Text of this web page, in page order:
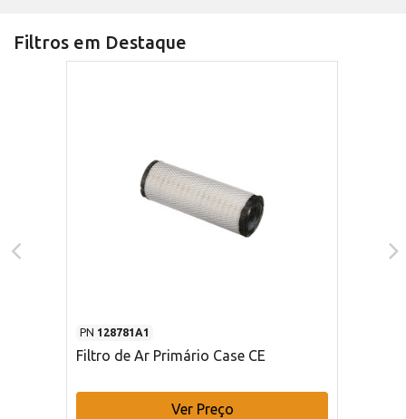
Filtros em Destaque
PN 128781A1
Filtro de Ar Primário Case CE
Ver Preço